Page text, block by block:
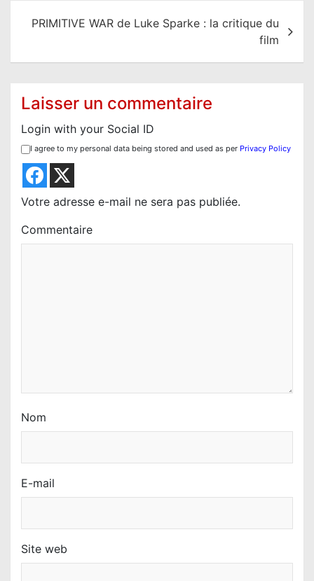
d
PRIMITIVE WAR de Luke Sparke : la critique du
film
Laisser un commentaire
Login with your Social ID
I agree to my personal data being stored and used as per Privacy Policy
Votre adresse e-mail ne sera pas publiée.
Commentaire
Nom
E-mail
Site web